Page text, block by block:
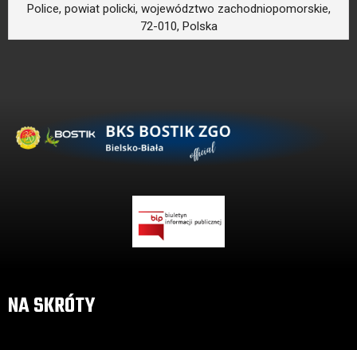
Police, powiat policki, województwo zachodniopomorskie,
72-010, Polska
NA SKRÓTY